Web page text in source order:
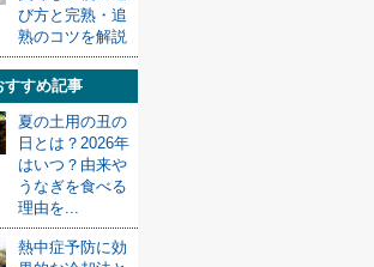
び方と完熟・追
熟のコツを解説
すすめ記事
夏の土用の丑の
日とは？2026年
はいつ？由来や
うなぎを食べる
理由を...
熱中症予防に効